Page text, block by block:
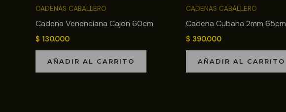
CADENAS CABALLERO
Cadena Venenciana Cajon 60cm
$ 130.000
AÑADIR AL CARRITO
CADENAS CABALLERO
Cadena Cubana 2mm 65cm
$ 390.000
AÑADIR AL CARRITO